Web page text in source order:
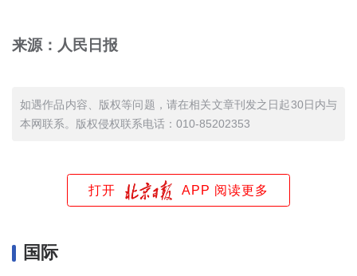
来源：人民日报
如遇作品内容、版权等问题，请在相关文章刊发之日起30日内与
本网联系。版权侵权联系电话：010-85202353
打开 APP 阅读更多
国际